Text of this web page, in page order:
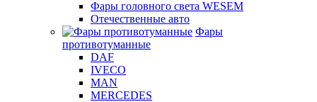
Фары головного света WESEM
Отечественные авто
Фары
противотуманные
DAF
IVECO
MAN
MERCEDES